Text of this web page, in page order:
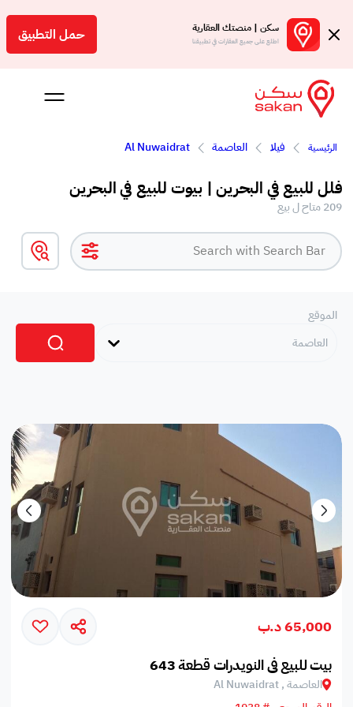
سكن | منصتك العقارية
اطلع على جميع العقارات في تطبيقنا حمل التطبيق
بالعمولة
الرئيسية فيلا العاصمة Al Nuwaidrat
فلل للبيع في البحرين | بيوت للبيع في البحرين
209 متاح ل بيع
الموقع
العاصمة
65,000 د.ب
بيت للبيع في النويدرات قطعة 643
العاصمة , Al Nuwaidrat